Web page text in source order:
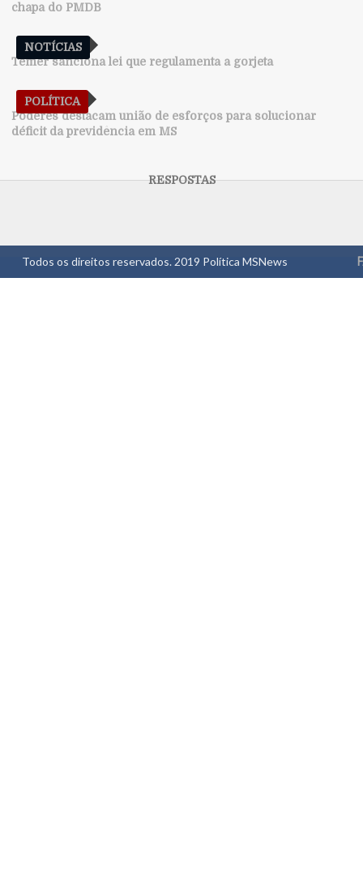
chapa do PMDB
NOTÍCIAS
Temer sanciona lei que regulamenta a gorjeta
POLÍTICA
Poderes destacam união de esforços para solucionar
déficit da previdência em MS
Todos os direitos reservados. 2019 Política MSNews